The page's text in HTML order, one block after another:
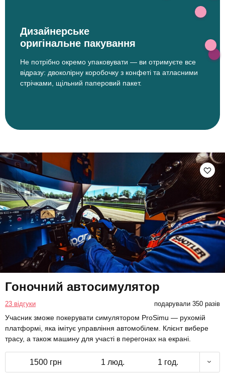
Дизайнерське
оригінальне пакування
Не потрібно окремо упаковувати — ви отримуєте все
відразу: двоколірну коробочку з конфеті та атласними
стрічками, щільний паперовий пакет.
Гоночний автосимулятор
23 відгуки подарували 350 разів
Учасник зможе покерувати симулятором ProSimu — рухомій
платформі, яка імітує управління автомобілем. Клієнт вибере
трасу, а також машину для участі в перегонах на екрані.
1500 грн 1 люд. 1 год.